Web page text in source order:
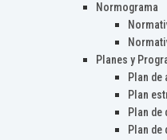
Normograma
Planes y
Plan de
Plan
Plan
Plan de